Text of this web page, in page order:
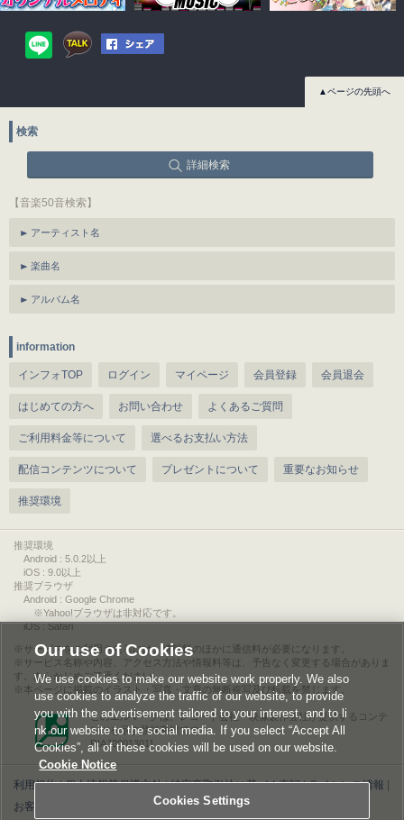
▲ページの先頭へ
検索
詳細検索
【音楽50音検索】
アーティスト名
楽曲名
アルバム名
information
インフォTOP ログイン マイページ 会員登録 会員退会
はじめての方へ お問い合わせ よくあるご質問
ご利用料金等について 選べるお支払い方法
配信コンテンツについて プレゼントについて 重要なお知らせ
推奨環境
推奨環境
Android : 5.0.2以上
iOS : 9.0以上
推奨ブラウザ
Android : Google Chrome
※Yahoo!ブラウザは非対応です。
iOS : Safari
サービスをご利用されるには、情報料のほかに通信料が必要になります。
サービス名称や内容、アクセス方法や情報料等は、予告なく変更する場合がありま
す。あらかじめご了承ください。
本ページに掲載のイラスト・写真・文章の無断複写及び転載を禁じます。
このエルマークは、レコード会社・映像製作会社が提供するコンテ
ンツを示す登録商標です。
RIAJ00013011
利用規約|個人情報等保護方針|特定商取引法に基づく表記|ライセンス情報
お客様情報の外部送信について|Cookies Settings
Our use of Cookies
We use cookies to make our website work properly. We also
use cookies to analyze the traffic of our website, to provide
you with the advertisement tailored to your interest, and to li
nk our website to the social media. If you select “Accept All
Cookies”, all of these cookies will be used on our website.
Cookie Notice
Cookies Settings